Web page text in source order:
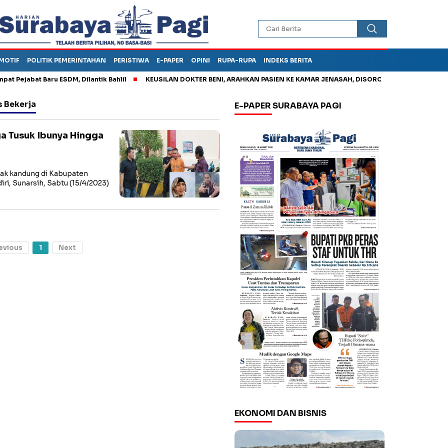
POLITIK PEMERINTAHAN PERISTIWA E-PAPER OPINI RUPA-RUPA INDEKS BERITA
Baru ESDM, Dilantik Bahlil KEUSILAN DOKTER BENI, ARAHKAN PASIEN KE KAMAR JENASAH, DISOROT
Bekerja
Tusuk Ibunya Hingga
kandung di Kabupaten
Sunarsih, Sabtu (15/4/2023)
1 Next
E-PAPER SURABAYA PAGI
EKONOMI DAN BISNIS